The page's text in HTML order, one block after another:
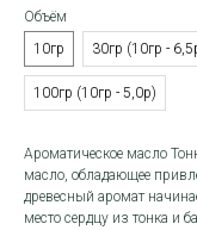
Объём
10гр
30гр (10гр -
100гр (10гр - 5,0р)
Ароматическое масло
масло, обладающее
древесный аромат
место сердцу из тонка и